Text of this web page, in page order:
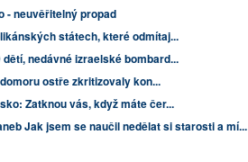
- neuvěřitelný propad
státech, které odmítaj...
nedávné izraelské bombard...
ostře zkritizovaly kon...
Zatknou vás, když máte čer...
Jak jsem se naučil nedělat si starosti a mí...